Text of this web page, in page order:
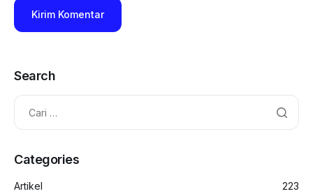
Search
Categories
Artikel 223